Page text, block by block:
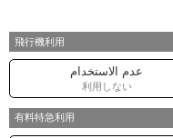
飛行機利用
عدم الاستخدام
利用しない
有料特急利用